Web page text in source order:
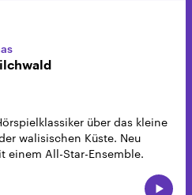
über das kleine
walisischen Küste. Neu
einem All-Star-Ensemble.